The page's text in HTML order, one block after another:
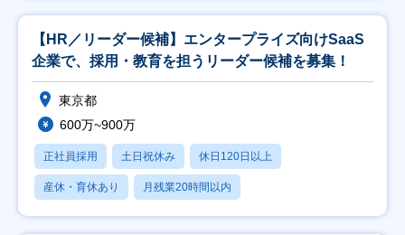
【HR／リーダー候補】エンタープライズ向けSaaS
企業で、採用・教育を担うリーダー候補を募集！
東京都
600万~900万
正社員採用 土日祝休み 休日120日以上
産休・育休あり 月残業20時間以内